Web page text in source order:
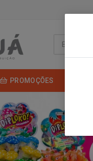
PROMOÇÕES